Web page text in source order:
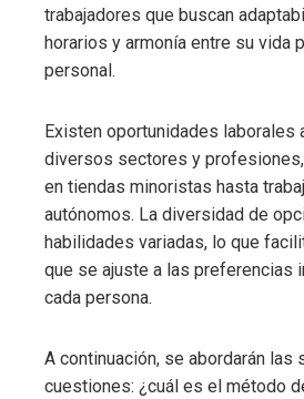
trabajadores que buscan
horarios y armonía entre su vida
personal.
Existen oportunidades laborales
diversos sectores y
en tiendas minoristas hasta
autónomos. La diversidad de
habilidades variadas, lo que
que se ajuste a las preferencias
cada persona.
A continuación, se abordarán las
cuestiones: ¿cuál es el método